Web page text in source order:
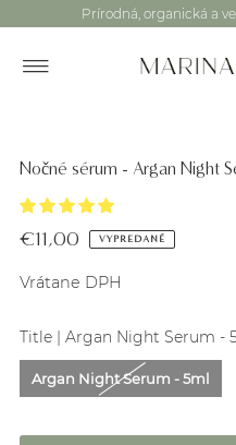
Prírodná, organická a
Nočné sérum - Argan Night
€11,00 VYPREDANÉ
Vrátane DPH
Title | Argan Night Serum -
Argan Night Serum - 5ml